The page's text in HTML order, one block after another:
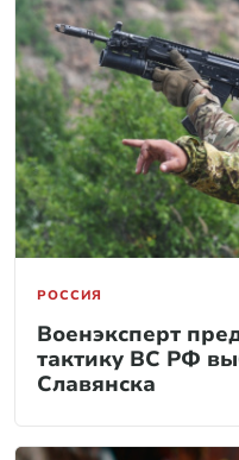
РОССИЯ
Военэксперт
тактику ВС РФ
Славянска